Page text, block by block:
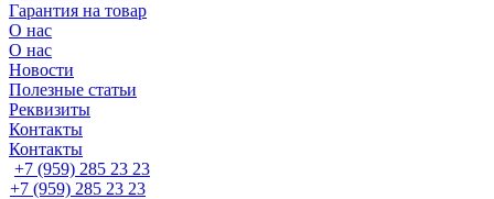
Гарантия на товар
О нас
О нас
Новости
Полезные статьи
Реквизиты
Контакты
Контакты
+7 (959) 285 23 23
+7 (959) 285 23 23